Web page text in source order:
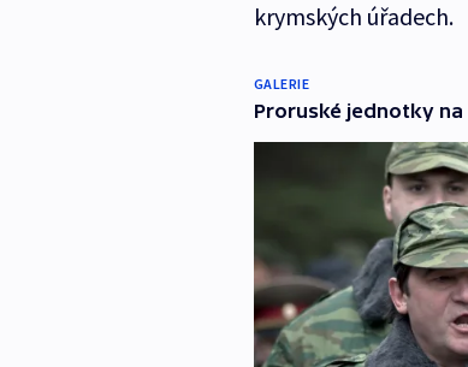
krymských úřadech.
GALERIE
Proruské jednotky na